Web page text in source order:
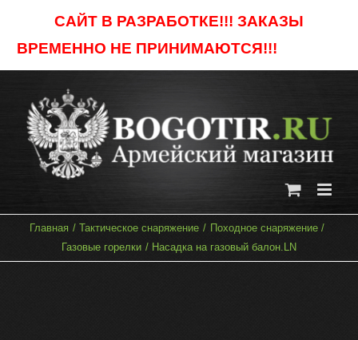
САЙТ В РАЗРАБОТКЕ!!! ЗАКАЗЫ
ВРЕМЕННО НЕ ПРИНИМАЮТСЯ!!!
content
Главная Тактическое снаряжение
Походное снаряжение
Газовые горелки
Насадка на газовый балон.LN